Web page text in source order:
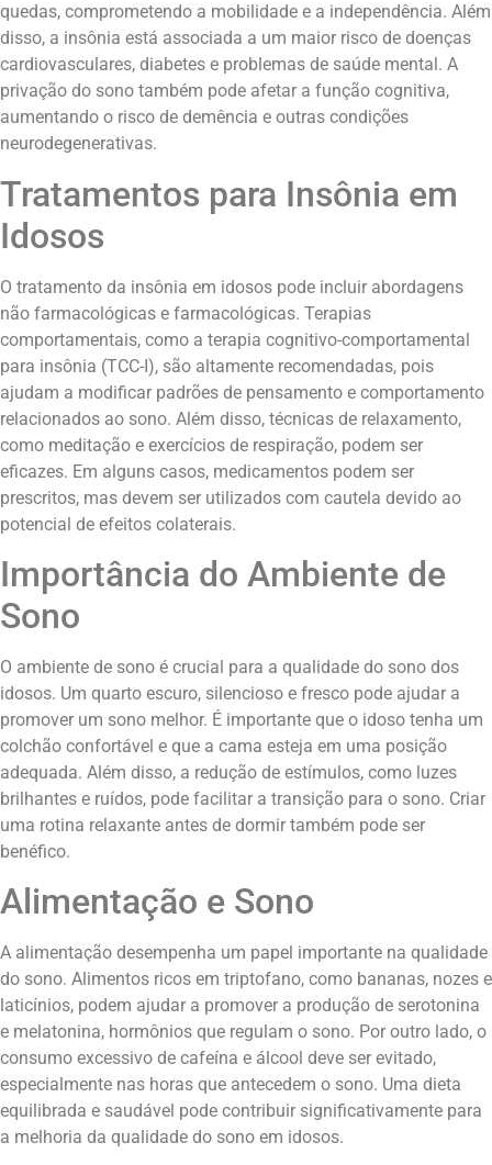
quedas, comprometendo a mobilidade e a independência. Além
disso, a insônia está associada a um maior risco de doenças
cardiovasculares, diabetes e problemas de saúde mental. A
privação do sono também pode afetar a função cognitiva,
aumentando o risco de demência e outras condições
neurodegenerativas.
Tratamentos para Insônia em
Idosos
O tratamento da insônia em idosos pode incluir abordagens
não farmacológicas e farmacológicas. Terapias
comportamentais, como a terapia cognitivo-comportamental
para insônia (TCC-I), são altamente recomendadas, pois
ajudam a modificar padrões de pensamento e comportamento
relacionados ao sono. Além disso, técnicas de relaxamento,
como meditação e exercícios de respiração, podem ser
eficazes. Em alguns casos, medicamentos podem ser
prescritos, mas devem ser utilizados com cautela devido ao
potencial de efeitos colaterais.
Importância do Ambiente de
Sono
O ambiente de sono é crucial para a qualidade do sono dos
idosos. Um quarto escuro, silencioso e fresco pode ajudar a
promover um sono melhor. É importante que o idoso tenha um
colchão confortável e que a cama esteja em uma posição
adequada. Além disso, a redução de estímulos, como luzes
brilhantes e ruídos, pode facilitar a transição para o sono. Criar
uma rotina relaxante antes de dormir também pode ser
benéfico.
Alimentação e Sono
A alimentação desempenha um papel importante na qualidade
do sono. Alimentos ricos em triptofano, como bananas, nozes e
laticínios, podem ajudar a promover a produção de serotonina
e melatonina, hormônios que regulam o sono. Por outro lado, o
consumo excessivo de cafeína e álcool deve ser evitado,
especialmente nas horas que antecedem o sono. Uma dieta
equilibrada e saudável pode contribuir significativamente para
a melhoria da qualidade do sono em idosos.